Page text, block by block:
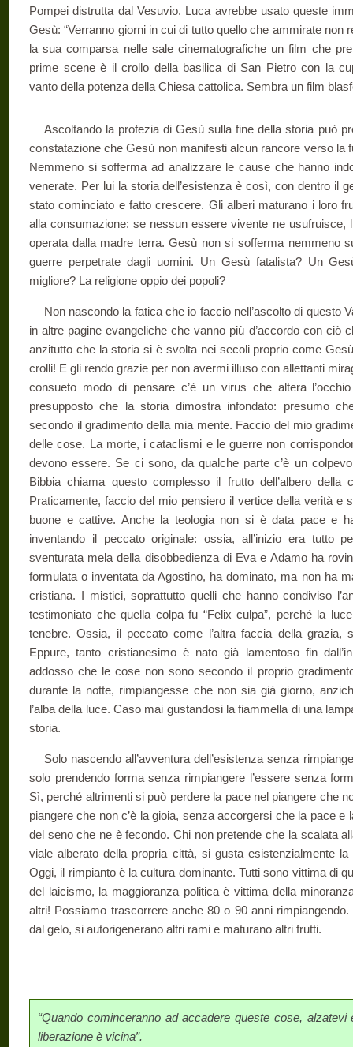
Pompei distrutta dal Vesuvio. Luca avrebbe usato queste
Gesù: “Verranno giorni in cui di tutto quello che ammirate non
la sua comparsa nelle sale cinematografiche un film che
prime scene è il crollo della basilica di San Pietro con la
vanto della potenza della Chiesa cattolica. Sembra un film
Ascoltando la profezia di Gesù sulla fine della storia può
constatazione che Gesù non manifesti alcun rancore verso la
Nemmeno si sofferma ad analizzare le cause che hanno
venerate. Per lui la storia dell’esistenza è così, con dentro il
stato cominciato e fatto crescere. Gli alberi maturano i loro
alla consumazione: se nessun essere vivente ne usufruisce,
operata dalla madre terra. Gesù non si sofferma nemmeno
guerre perpetrate dagli uomini. Un Gesù fatalista? Un
migliore? La religione oppio dei popoli?
Non nascondo la fatica che io faccio nell’ascolto di questo
in altre pagine evangeliche che vanno più d’accordo con ciò
anzitutto che la storia si è svolta nei secoli proprio come
crolli! E gli rendo grazie per non avermi illuso con allettanti
consueto modo di pensare c’è un virus che altera
presupposto che la storia dimostra infondato: presumo
secondo il gradimento della mia mente. Faccio del mio
delle cose. La morte, i cataclismi e le guerre non
devono essere. Se ci sono, da qualche parte c’è un
Bibbia chiama questo complesso il frutto dell’albero
Praticamente, faccio del mio pensiero il vertice della verità e
buone e cattive. Anche la teologia non si è data pace e
inventando il peccato originale: ossia, all’inizio era tutto
sventurata mela della disobbedienza di Eva e Adamo ha
formulata o inventata da Agostino, ha dominato, ma non ha
cristiana. I mistici, soprattutto quelli che hanno condiviso
testimoniato che quella colpa fu “Felix culpa”, perché la
tenebre. Ossia, il peccato come l’altra faccia della grazia,
Eppure, tanto cristianesimo è nato già lamentoso fin
addosso che le cose non sono secondo il proprio
durante la notte, rimpiangesse che non sia già giorno,
l’alba della luce. Caso mai gustandosi la fiammella di una
storia.
Solo nascendo all’avventura dell’esistenza senza
solo prendendo forma senza rimpiangere l’essere senza
Sì, perché altrimenti si può perdere la pace nel piangere che
piangere che non c’è la gioia, senza accorgersi che la pace
del seno che ne è fecondo. Chi non pretende che la scalata
viale alberato della propria città, si gusta esistenzialmente
Oggi, il rimpianto è la cultura dominante. Tutti sono vittima di
del laicismo, la maggioranza politica è vittima della
altri! Possiamo trascorrere anche 80 o 90 anni rimpiangendo.
dal gelo, si autorigenerano altri rami e maturano altri frutti.
“Quando cominceranno ad accadere queste cose,
liberazione è vicina”.